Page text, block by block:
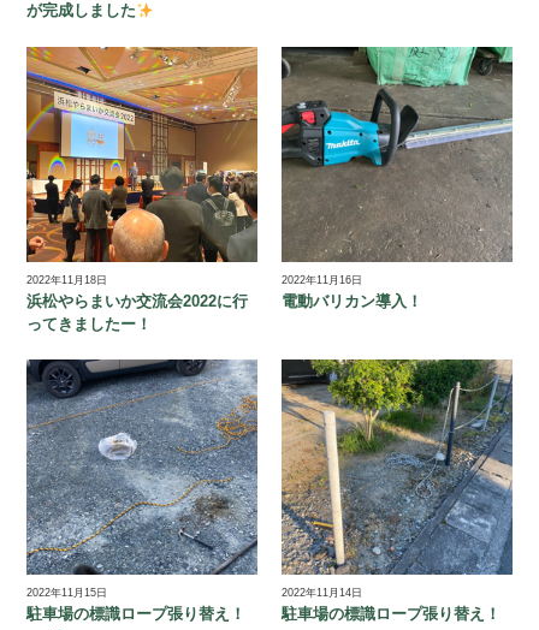
が完成しました
2022年11月18日
浜松やらまいか交流会2022に行
ってきましたー！
2022年11月16日
電動バリカン導入！
2022年11月15日
駐車場の標識ロープ張り替え！
2022年11月14日
駐車場の標識ロープ張り替え！